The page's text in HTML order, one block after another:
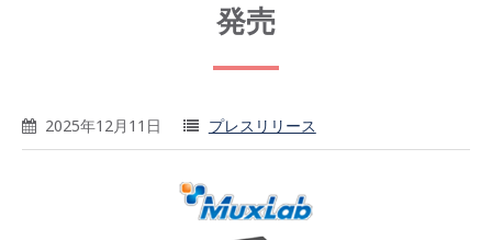
発売
2025年12月11日 プレスリリース